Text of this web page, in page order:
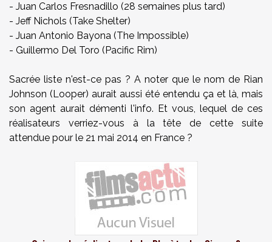
- Juan Carlos Fresnadillo (28 semaines plus tard)
- Jeff Nichols (Take Shelter)
- Juan Antonio Bayona (The Impossible)
- Guillermo Del Toro (Pacific Rim)
Sacrée liste n'est-ce pas ? A noter que le nom de Rian
Johnson (Looper) aurait aussi été entendu ça et là, mais
son agent aurait démenti l'info. Et vous, lequel de ces
réalisateurs verriez-vous à la tête de cette suite
attendue pour le 21 mai 2014 en France ?